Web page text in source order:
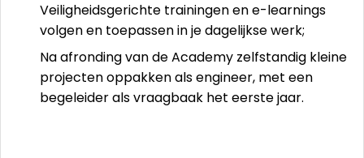
Veiligheidsgerichte trainingen en e-learnings
volgen en toepassen in je dagelijkse werk;
Na afronding van de Academy zelfstandig kleine
projecten oppakken als engineer, met een
begeleider als vraagbaak het eerste jaar.